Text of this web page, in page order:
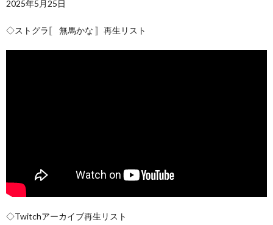
2025年5月25日
◇ストグラ〚 無馬かな 〛再生リスト
◇Twitchアーカイブ再生リスト